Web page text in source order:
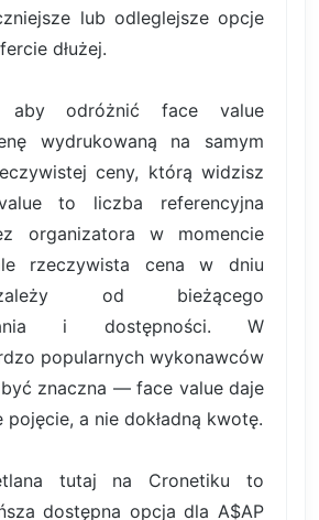
lub odleglejsze opcje
dłużej.
aby odróżnić face value
wydrukowaną na samym
ceny, którą widzisz
to liczba referencyjna
organizatora w momencie
rzeczywista cena w dniu
od bieżącego
i dostępności. W
popularnych wykonawców
znaczna — face value daje
pojęcie, a nie dokładną kwotę.
tutaj na Cronetiku to
dostępna opcja dla A$AP